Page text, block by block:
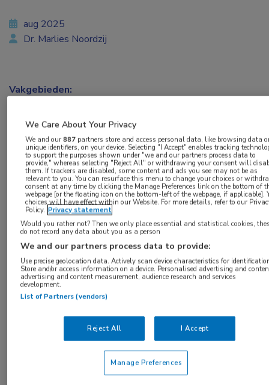
De internationale WAVE-studie onder 245
hemodialysepatiënten met een stenose in hun
arterioveneuze fistel heeft aangetoond dat
behandeling van de stenose met een
celondoorlaatbare endoprothese superieur is aan
de gebruikelijke behandeling met percutane
transluminale angioplastiek. Het aantal
bijwerkingen bleek voor beide behandelingen
aug 2025
Dr. Marlies Noordzij
Vakgebieden:
Aandachtsgebieden:
Chronische nierschade,Dialyse
Tags:
stenose,vaattoegang
We Care About Your Privacy
We and our887 partners store and access personal data, like browsing data
unique identifiers, on your device. Selecting "I Accept" enables tracking
to support the purposes shown under "we and our partners process data to
provide," whereas selecting "Reject All" or withdrawing your consent will
them. If trackers are disabled, some content and ads you see may not be as
relevant to you. You can resurface this menu to change your choices or
consent at any time by clicking the Manage Preferences link on the bottom of
webpage [or the floating icon on the bottom-left of the webpage, if applicable].
choices will have effect within our Website. For more details, refer to our
Policy. Privacy statement
Would you rather not? Then we only place essential and statistical cookies,
do not record any data about you as a person
We and our partners process data to provide:
Use precise geolocation data. Actively scan device characteristics for
Store and/or access information on a device. Personalised advertising and
advertising and content measurement, audience research and services
development.
List of Partners (vendors)
Reject All I Accept
Manage Preferences